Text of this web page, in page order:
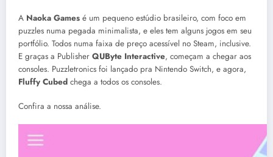
A Naoka Games é um pequeno estúdio brasileiro, com foco em
puzzles numa pegada minimalista, e eles tem alguns jogos em seu
portfólio. Todos numa faixa de preço acessível no Steam, inclusive.
E graças a Publisher QUByte Interactive, começam a chegar aos
consoles. Puzzletronics foi lançado pra Nintendo Switch, e agora,
Fluffy Cubed chega a todos os consoles.
Confira a nossa análise.